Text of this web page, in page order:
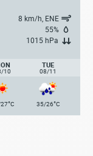
8 km/h, ENE
55%
1015 hPa
10
TUE
08/11
°C 35/26°C